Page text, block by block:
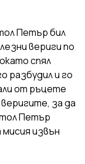
Петър бил
вериги по
спял
разбудил и го
от ръцете
за да
Петър
извън